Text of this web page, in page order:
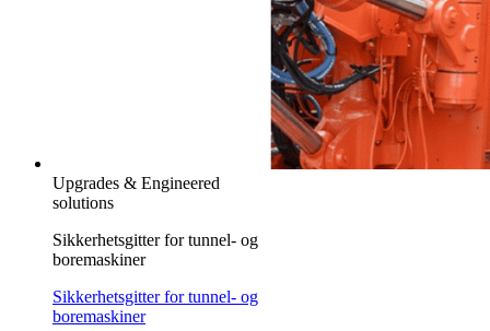
Upgrades & Engineered
solutions
Sikkerhetsgitter for tunnel- og
boremaskiner
Sikkerhetsgitter for tunnel- og
boremaskiner